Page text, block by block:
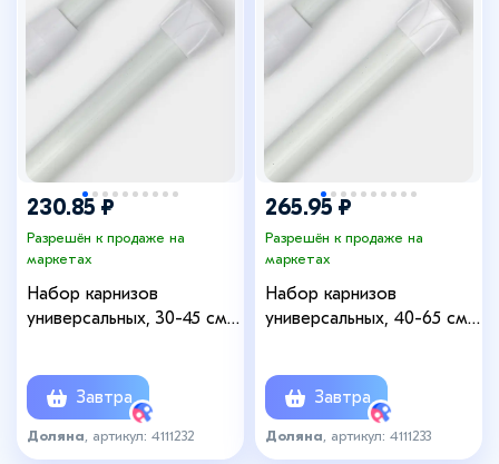
230.85 ₽
Разрешён к продаже на
маркетах
Набор карнизов
универсальных, 30-45 см,
Завтра
Доляна , артикул: 4111232
+6
265.95 ₽
Разрешён к продаже на
маркетах
Набор карнизов
универсальных, 40-65 см,
Завтра
Доляна , артикул: 4111233